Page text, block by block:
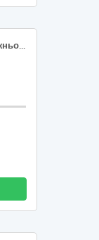
Засоби радіоелектронної боротьби ближньої дії для встановлення на автомобільну техніку (модульне виконання з роздільним розміщенням функціональних блоків)